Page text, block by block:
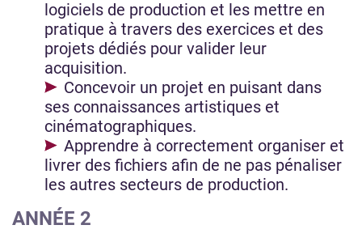
logiciels de production et les mettre en
pratique à travers des exercices et des
projets dédiés pour valider leur
acquisition.
Concevoir un projet en puisant dans
ses connaissances artistiques et
cinématographiques.
Apprendre à correctement organiser et
livrer des fichiers afin de ne pas pénaliser
les autres secteurs de production.
ANNÉE 2